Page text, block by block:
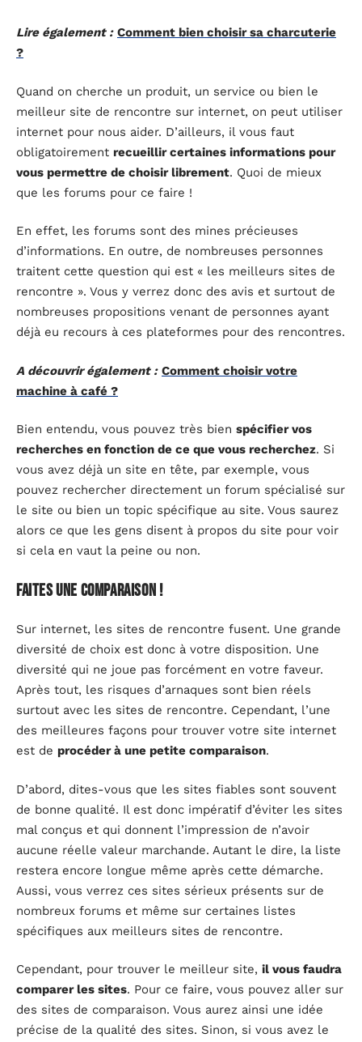
Lire également : Comment bien choisir sa charcuterie
?
Quand on cherche un produit, un service ou bien le
meilleur site de rencontre sur internet, on peut utiliser
internet pour nous aider. D’ailleurs, il vous faut
obligatoirement recueillir certaines informations pour
vous permettre de choisir librement. Quoi de mieux
que les forums pour ce faire !
En effet, les forums sont des mines précieuses
d’informations. En outre, de nombreuses personnes
traitent cette question qui est « les meilleurs sites de
rencontre ». Vous y verrez donc des avis et surtout de
nombreuses propositions venant de personnes ayant
déjà eu recours à ces plateformes pour des rencontres.
A découvrir également : Comment choisir votre
machine à café ?
Bien entendu, vous pouvez très bien spécifier vos
recherches en fonction de ce que vous recherchez. Si
vous avez déjà un site en tête, par exemple, vous
pouvez rechercher directement un forum spécialisé sur
le site ou bien un topic spécifique au site. Vous saurez
alors ce que les gens disent à propos du site pour voir
si cela en vaut la peine ou non.
Faites une comparaison !
Sur internet, les sites de rencontre fusent. Une grande
diversité de choix est donc à votre disposition. Une
diversité qui ne joue pas forcément en votre faveur.
Après tout, les risques d’arnaques sont bien réels
surtout avec les sites de rencontre. Cependant, l’une
des meilleures façons pour trouver votre site internet
est de procéder à une petite comparaison.
D’abord, dites-vous que les sites fiables sont souvent
de bonne qualité. Il est donc impératif d’éviter les sites
mal conçus et qui donnent l’impression de n’avoir
aucune réelle valeur marchande. Autant le dire, la liste
restera encore longue même après cette démarche.
Aussi, vous verrez ces sites sérieux présents sur de
nombreux forums et même sur certaines listes
spécifiques aux meilleurs sites de rencontre.
Cependant, pour trouver le meilleur site, il vous faudra
comparer les sites. Pour ce faire, vous pouvez aller sur
des sites de comparaison. Vous aurez ainsi une idée
précise de la qualité des sites. Sinon, si vous avez le